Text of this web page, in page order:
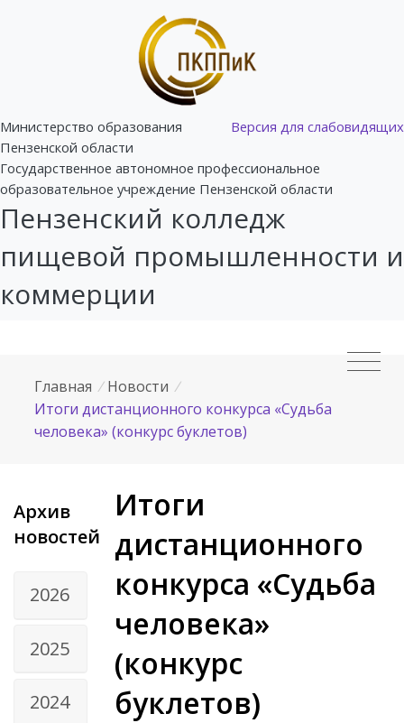
Версия для слабовидящих
Министерство образования
Пензенской области
Государственное автономное профессиональное
образовательное учреждение Пензенской области
Пензенский колледж
пищевой промышленности и
коммерции
Главная / Новости /
Итоги дистанционного конкурса «Судьба
человека» (конкурс буклетов)
Архив
новостей
2026
2025
2024
Итоги
дистанционного
конкурса «Судьба
человека»
(конкурс
буклетов)